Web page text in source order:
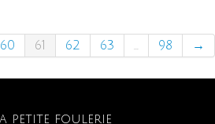
60 61 62 63 ... 98 →
petite foulerie